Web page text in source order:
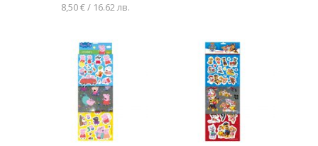
8,50 € / 16.62 лв.
количката